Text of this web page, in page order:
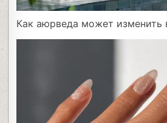
Как аюрведа может изменить